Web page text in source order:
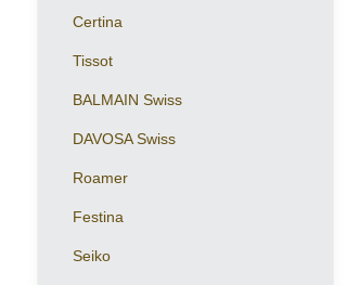
Certina
Tissot
BALMAIN Swiss
DAVOSA Swiss
Roamer
Festina
Seiko